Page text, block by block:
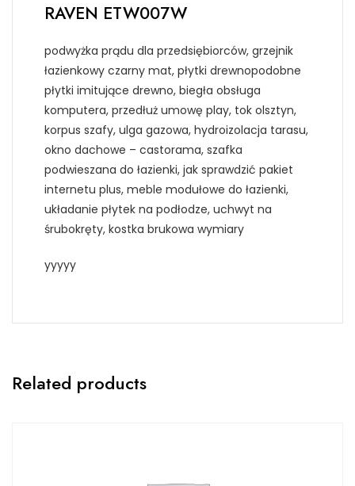
RAVEN ETW007W
podwyżka prądu dla przedsiębiorców, grzejnik
łazienkowy czarny mat, płytki drewnopodobne
płytki imitujące drewno, biegła obsługa
komputera, przedłuż umowę play, tok olsztyn,
korpus szafy, ulga gazowa, hydroizolacja tarasu,
okno dachowe – castorama, szafka
podwieszana do łazienki, jak sprawdzić pakiet
internetu plus, meble modułowe do łazienki,
układanie płytek na podłodze, uchwyt na
śrubokręty, kostka brukowa wymiary
yyyyy
Related products